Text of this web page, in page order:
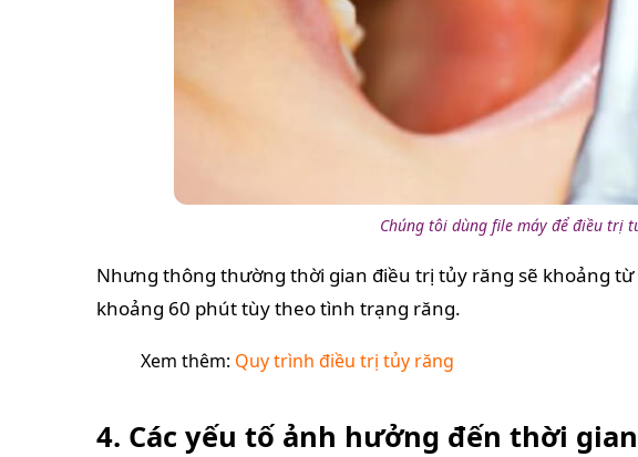
Chúng tôi dùng file máy để điều trị
Nhưng thông thường thời gian điều trị tủy răng sẽ khoảng từ
khoảng 60 phút tùy theo tình trạng răng.
Xem thêm: Quy trình điều trị tủy răng
4. Các yếu tố ảnh hưởng đến thời